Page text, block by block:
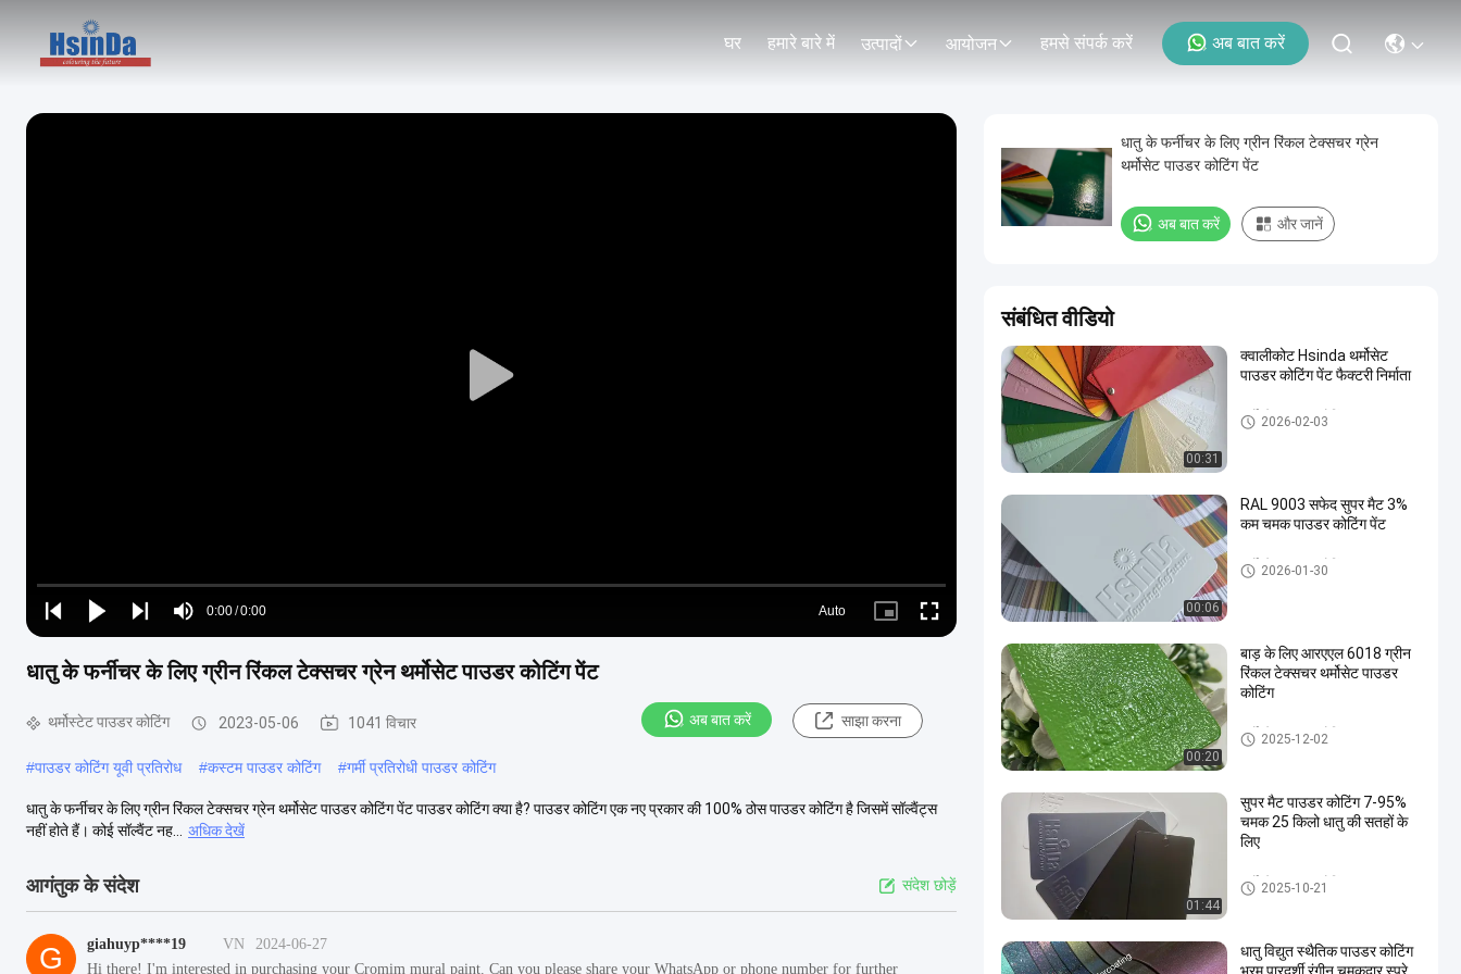
घर हमारे बारे में उत्पादों आयोजन हमसे संपर्क करें अब बात करें
Play
Play
Play
Play
Mute
Time
0:00/0:00
Loaded:
0%
Auto
Picture- Fullscreen
धातु के फर्नीचर के लिए ग्रीन रिंकल टेक्सचर ग्रेन थर्मोसेट पाउडर कोटिंग पेंट
थर्मोस्टेट पाउडर कोटिंग 2023-05-06 1041 विचार अब बात करें साझा करना
#पाउडर कोटिंग यूवी प्रतिरोध #कस्टम पाउडर कोटिंग #गर्मी प्रतिरोधी पाउडर कोटिंग
धातु के फर्नीचर के लिए ग्रीन रिंकल टेक्सचर ग्रेन थर्मोसेट पाउडर कोटिंग पेंट पाउडर कोटिंग क्या है? पाउडर कोटिंग एक नए प्रकार की 100% ठोस पाउडर कोटिंग है जिसमें सॉल्वैंट्स
नहीं होते हैं। कोई सॉल्वैंट नह...
अधिक देखें
आगंतुक के संदेश संदेश छोड़ें
G giahuyp****19 VN
2024-06-27
Hi there! I'm interested in purchasing your Cromim mural paint. Can you please share your WhatsApp or phone number for further
धातु के फर्नीचर के लिए ग्रीन रिंकल टेक्सचर ग्रेन
थर्मोसेट पाउडर कोटिंग पेंट
अब बात करें और जानें
संबंधित वीडियो
00:31
क्वालीकोट Hsinda थर्मोसेट
पाउडर कोटिंग पेंट फैक्टरी निर्माता
थर्मोस्टेट पाउडर कोटिंग
2026-02-03
00:06
RAL 9003 सफेद सुपर मैट 3%
कम चमक पाउडर कोटिंग पेंट
थर्मोस्टेट पाउडर कोटिंग
2026-01-30
00:20
बाड़ के लिए आरएएल 6018 ग्रीन
रिंकल टेक्सचर थर्मोसेट पाउडर
कोटिंग
थर्मोस्टेट पाउडर कोटिंग
2025-12-02
01:44
सुपर मैट पाउडर कोटिंग 7-95%
चमक 25 किलो धातु की सतहों के
लिए
थर्मोस्टेट पाउडर कोटिंग
2025-10-21
धातु विद्युत स्थैतिक पाउडर कोटिंग